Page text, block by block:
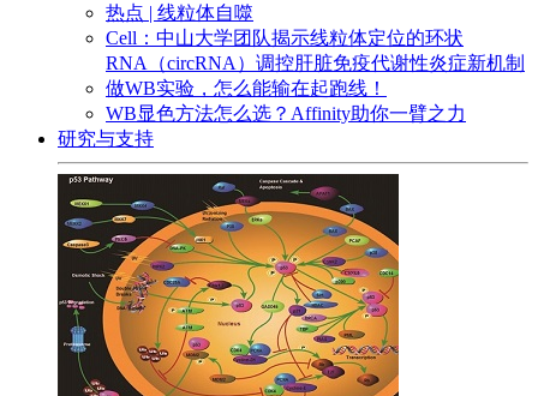
热点 | 线粒体自噬
Cell：中山大学团队揭示线粒体定位的环状
RNA（circRNA）调控肝脏免疫代谢性炎症新机制
做WB实验，怎么能输在起跑线！
WB显色方法怎么选？Affinity助你一臂之力
研究与支持